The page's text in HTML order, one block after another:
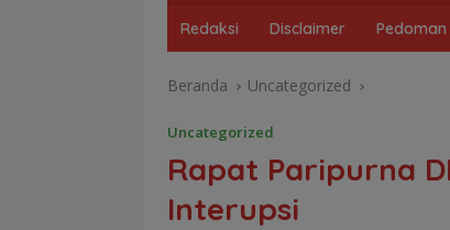
Redaksi Disclaimer
Beranda Uncategorized
Uncategorized
Rapat Paripurna
Interupsi